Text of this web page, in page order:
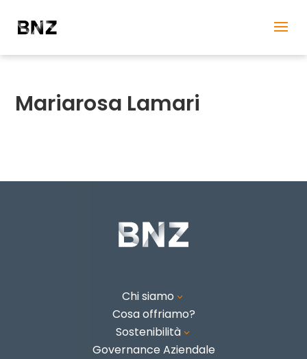
Mariarosa Lamari
Chi siamo 3
Cosa offriamo?
Sostenibilità3
Governance Aziendale